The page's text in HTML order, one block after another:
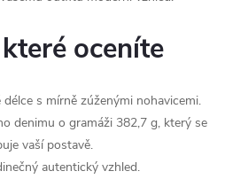
oceníte
délce s mírně zúženými nohavicemi.
denimu o gramáži 382,7 g, který se
vaší postavě.
autentický vzhled.